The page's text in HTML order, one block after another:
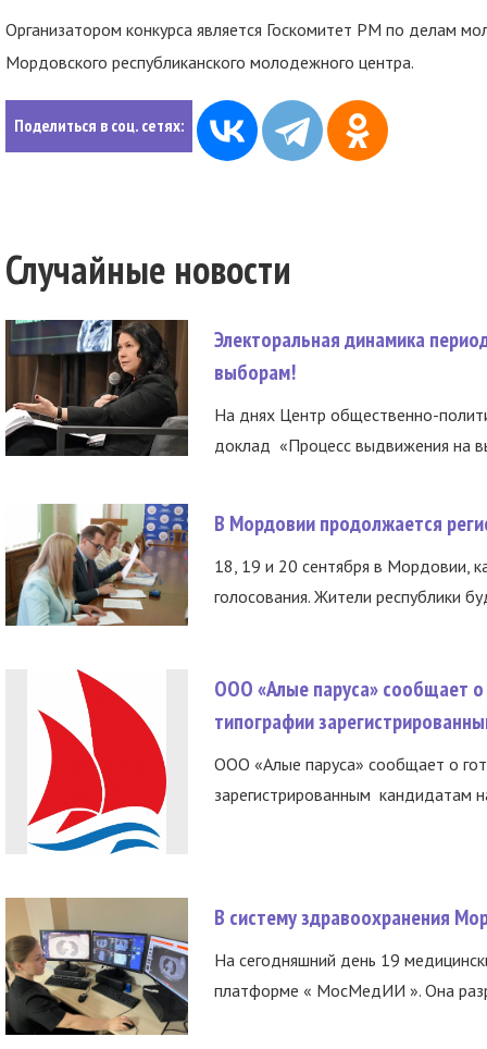
Организатором конкурса является Госкомитет РМ по делам
Мордовского республиканского молодежного центра.
Поделиться в соц. сетях:
Случайные новости
Электоральная динамика
выборам!
На днях Центр общественно-
доклад «Процесс выдвижения на
В Мордовии продолжается
18, 19 и 20 сентября в Мордовии,
голосования. Жители республики
ООО «Алые паруса» сообщает о
типографии
ООО «Алые паруса» сообщает о
зарегистрированным кандидатам
В систему здравоохранения
На сегодняшний день 19
платформе « МосМедИИ ». Она